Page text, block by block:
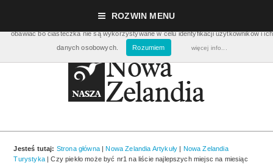
ROZWIN MENU
Jesteś tutaj: Strona główna|Nowa Zelandia Artykuły | Nowa Zelandia
Turystyka| Czy piekło może być nr1 na liście najlepszych miejsc na miesiąc
Nasza strona używa ciasteczek (cookies), dzięki którym nasz serwis może działać
obawiać bo ciasteczka nie są wykorzystywane w celu identyfikacji użytkowników i ich
danych osobowych.
Rozumiem więcej info...